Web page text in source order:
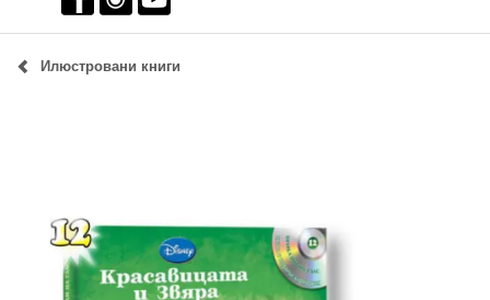
Илюстровани книги